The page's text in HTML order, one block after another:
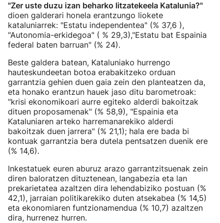
"Zer uste duzu izan beharko litzatekeela Katalunia?"
dioen galderari honela erantzungo liokete
kataluniarrek: "Estatu independentea" (% 37,6 ),
"Autonomia-erkidegoa" ( % 29,3),"Estatu bat Espainia
federal baten barruan" (% 24).
Beste galdera batean, Kataluniako hurrengo
hauteskundeetan botoa erabakitzeko orduan
garrantzia gehien duen gaia zein den planteatzen da,
eta honako erantzun hauek jaso ditu barometroak:
"krisi ekonomikoari aurre egiteko alderdi bakoitzak
dituen proposamenak" (% 58,9), "Espainia eta
Kataluniaren arteko harremanarekiko alderdi
bakoitzak duen jarrera" (% 21,1); hala ere bada bi
kontuak garrantzia bera dutela pentsatzen duenik ere
(% 14,6).
Inkestatuek euren aburuz arazo garrantzitsuenak zein
diren baloratzen dituztenean, langabezia eta lan
prekarietatea azaltzen dira lehendabiziko postuan (%
42,1), jarraian politikarekiko duten atsekabea (% 14,5)
eta ekonomiaren funtzionamendua (% 10,7) azaltzen
dira, hurrenez hurren.